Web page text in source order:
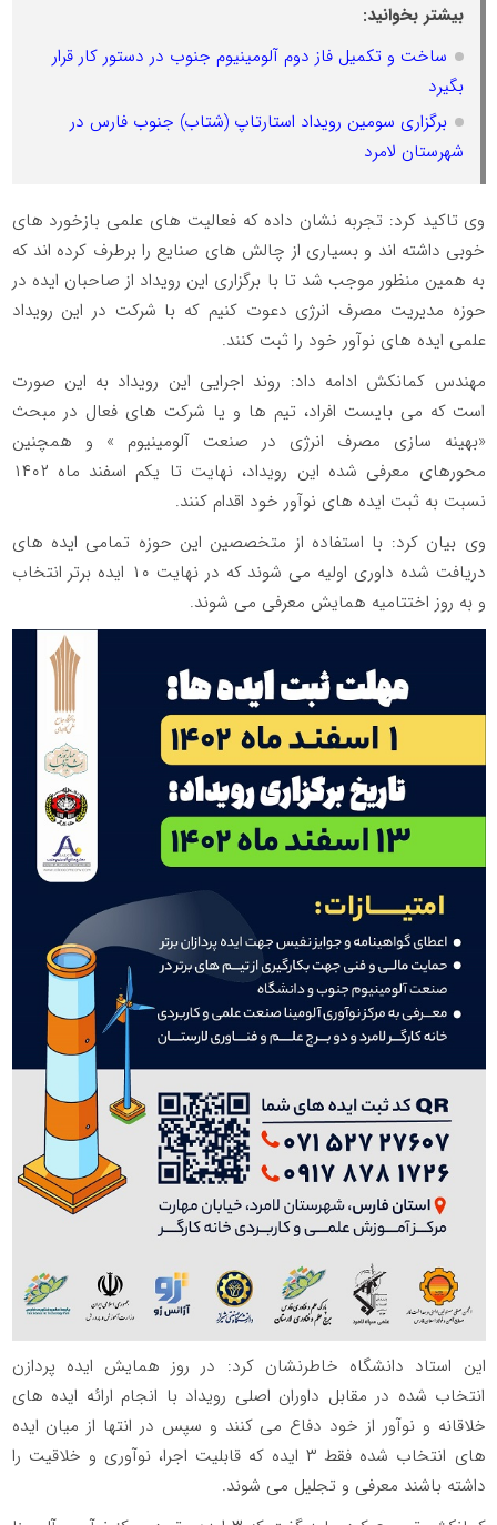
بیشتر بخوانید:
ساخت و تکمیل فاز دوم آلومینیوم جنوب در دستور کار قرار
بگیرد
برگزاری سومین رویداد استارتاپ (شتاب) جنوب فارس در
شهرستان لامرد
وی تاکید کرد: تجربه نشان داده که فعالیت های علمی بازخورد های
خوبی داشته اند و بسیاری از چالش های صنایع را برطرف کرده اند که
به همین منظور موجب شد تا با برگزاری این رویداد از صاحبان ایده در
حوزه مدیریت مصرف انرژی دعوت کنیم که با شرکت در این رویداد
علمی ایده های نوآور خود را ثبت کنند.
مهندس کمانکش ادامه داد: روند اجرایی این رویداد به این صورت
است که می بایست افراد، تیم ها و یا شرکت های فعال در مبحث
«بهینه سازی مصرف انرژی در صنعت آلومینیوم » و همچنین
محورهای معرفی شده این رویداد، نهایت تا یکم اسفند ماه ۱۴۰۲
نسبت به ثبت ایده های نوآور خود اقدام کنند.
وی بیان کرد: با استفاده از متخصصین این حوزه تمامی ایده های
دریافت شده داوری اولیه می شوند که در نهایت ۱۰ ایده برتر انتخاب
و به روز اختتامیه همایش معرفی می شوند.
این استاد دانشگاه خاطرنشان کرد: در روز همایش ایده پردازن
انتخاب شده در مقابل داوران اصلی رویداد با انجام ارائه ایده های
خلاقانه و نوآور از خود دفاع می کنند و سپس در انتها از میان ایده
های انتخاب شده فقط ۳ ایده که قابلیت اجرا، نوآوری و خلاقیت را
داشته باشند معرفی و تجلیل می شوند.